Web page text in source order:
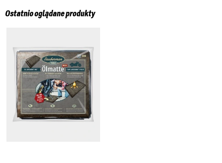
Ostatnio oglądane produkty